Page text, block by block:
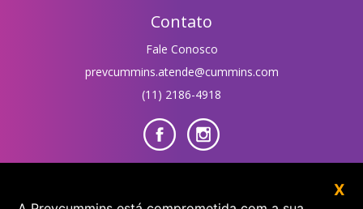
Contato
Fale Conosco
prevcummins.atende@cummins.com
(11) 2186-4918
X